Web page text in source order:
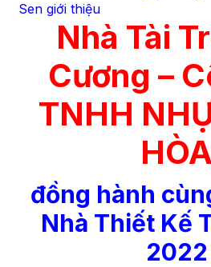
Sen giới thiệu
Nhà Tài
Cương –
TNHH
HÒA
đồng hành
Nhà Thiết Kế
2022